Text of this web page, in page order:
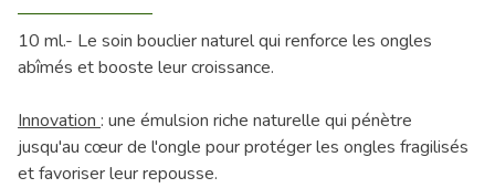
10 ml.- Le soin bouclier naturel qui renforce les ongles
abîmés et booste leur croissance.
Innovation : une émulsion riche naturelle qui pénètre
jusqu'au cœur de l'ongle pour protéger les ongles fragilisés
et favoriser leur repousse.